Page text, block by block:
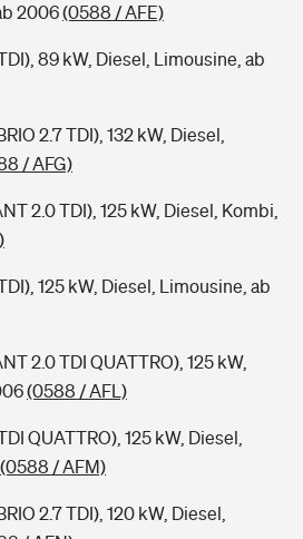
2006(0588 / AFE)
89 kW, Diesel, Limousine, ab
2.7 TDI), 132 kW, Diesel,
/ AFG)
2.0 TDI), 125 kW, Diesel, Kombi,
125 kW, Diesel, Limousine, ab
2.0 TDI QUATTRO), 125 kW,
(0588 / AFL)
QUATTRO), 125 kW, Diesel,
(0588 / AFM)
2.7 TDI), 120 kW, Diesel,